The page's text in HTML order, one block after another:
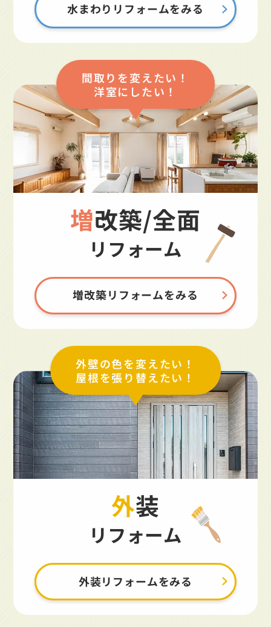
水まわりリフォームをみる
間取りを変えたい！
洋室にしたい！
増改築/全面
リフォーム
増改築リフォームをみる
外壁の色を変えたい！
屋根を張り替えたい！
外装
リフォーム
外装リフォームをみる